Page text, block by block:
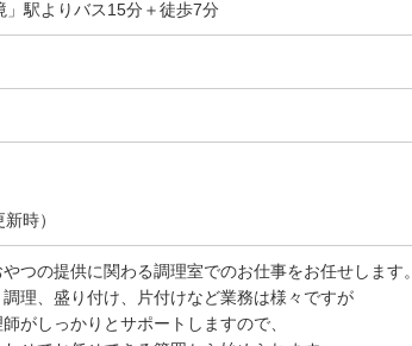
駅よりバス15分＋徒歩7分
時）
つの提供に関わる調理室でのお仕事をお任せします。
理、盛り付け、片付けなど業務は様々ですが
がしっかりとサポートしますので、